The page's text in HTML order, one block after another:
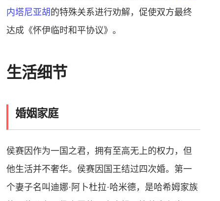
内塔尼亚胡 的特殊关系进行劝解，促使双方最终
达成《怀伊临时和平协议》。
生活细节
婚姻家庭
侯赛因作为一国之君，拥有至高无上的权力，但
他生活并不奢华。侯赛因国王结过四次婚。第一
个妻子名叫迪娜·阿卜杜拉·哈米德，是哈希姆家族